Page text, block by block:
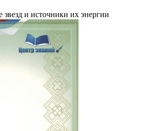
звезд и источники их энергии